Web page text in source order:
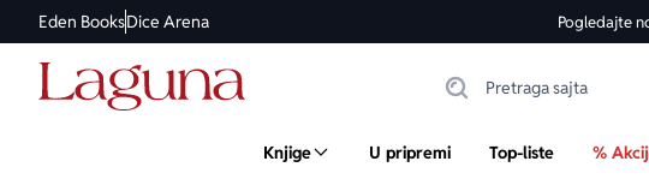
Eden BooksDice Arena Pogledajte
Knjige U pripremi Top-liste %